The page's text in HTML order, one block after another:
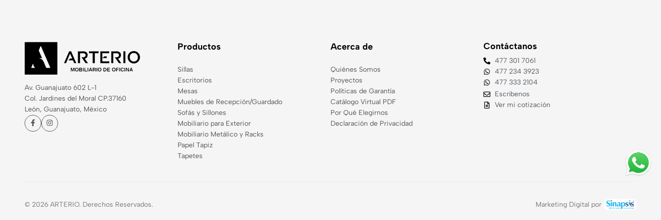
Av. Guanajuato 602 L-1
Col. Jardines del Moral CP.37160
León, Guanajuato, México
Productos
Sillas
Escritorios
Mesas
Muebles de Recepción/Guardado
Sofás y Sillones
Mobiliario para Exterior
Mobiliario Metálico y Racks
Papel Tapiz
Tapetes
Acerca de
Quiénes Somos
Proyectos
Políticas de Garantía
Catálogo Virtual PDF
Por Qué Elegirnos
Declaración de Privacidad
Contáctanos
477 301 7061
477 234 3923
477 333 2104
Escríbenos
Ver mi cotización
© 2026 ARTERIO. Derechos Reservados. Marketing Digital por